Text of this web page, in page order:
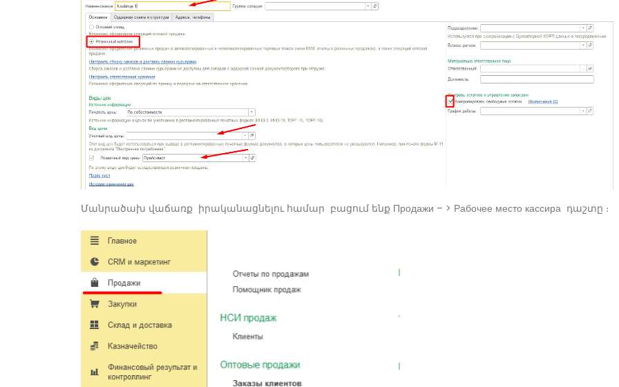
Մանրածախ վաճառք իրականացնելու համար բացում ենք Продажи – > Рабочее место кассира դաշտը ։